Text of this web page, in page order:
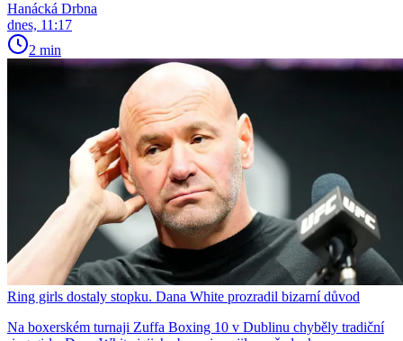
Hanácká Drbna
dnes, 11:17
2 min
Ring girls dostaly stopku. Dana White prozradil bizarní důvod
Na boxerském turnaji Zuffa Boxing 10 v Dublinu chyběly tradiční